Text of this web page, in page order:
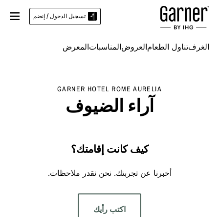
تسجيل الدخول / إنضم
الغرفتناول الطعامالعروضالمناسباتالمعرض
GARNER HOTEL ROME AURELIA
آراء الضيوف
كيف كانت إقامتك؟
أخبرنا عن تجربتك. نحن نقدر ملاحظات.
اكتب رأيك